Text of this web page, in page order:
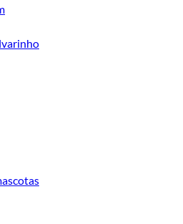
descubre todo lo que tenemos para
de Campanas de cocina en
para tus proyectos de renovación y
realidad!